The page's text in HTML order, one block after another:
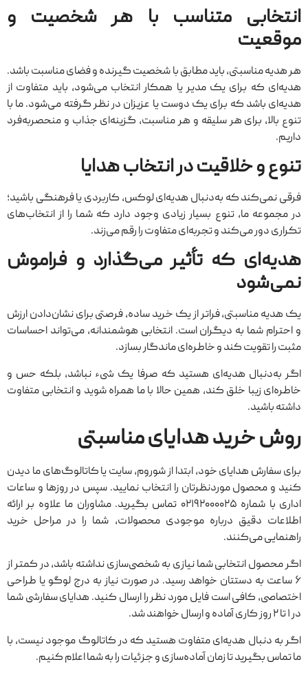
انتخابی متناسب با هر شخصیت و
موقعیت
هر هدیه مناسبتی، باید مطابق با شخصیت گیرنده و فضای مناسبت باشد.
هدیه‌ای که برای یک مدیر یا همکار انتخاب می‌شود، باید متفاوت از
هدیه‌ای باشد که برای یک دوست یا عزیزان در نظر گرفته می‌شود. ما با
تنوع بالا، برای هر سلیقه و هر مناسبت، گزینه‌ای جذاب و منحصربه‌فرد
داریم.
تنوع و خلاقیت در انتخاب هدایا
فرقی نمی‌کند که به‌دنبال هدیه‌ای لوکس، کاربردی یا فرهنگی باشید؛
در مجموعه ما، تنوع بسیار زیادی وجود دارد که شما را از انتخاب‌های
تکراری دور می‌کند و تجربه‌ای متفاوت را رقم می‌زند.
هدیه‌ای که تأثیر می‌گذارد و فراموش
نمی‌شود
یک هدیه مناسبتی، فراتر از یک خرید ساده، فرصتی برای نشان‌دادن ارزش
و احترام شما به دیگران است. انتخابی هوشمندانه، می‌تواند احساسات
مثبت را تقویت کند و خاطره‌ای ماندگار بسازد.
اگر به‌دنبال هدیه‌ای هستید که صرفا یک شیء نباشد، بلکه حس و
خاطره‌ای زیبا خلق کند، همین حالا با ما همراه شوید و انتخابی متفاوت
داشته باشید.
روش خرید هدایای مناسبتی
برای سفارش هدایای خود، ابتدا از شوروم، سایت یا کاتالوگ‌های ما دیدن
کنید و محصول موردنظرتان را انتخاب نمایید. سپس در روزها و ساعات
اداری با شماره ۰۲۱۹۲۰۰۰۰۲۵ تماس بگیرید. مشاوران ما علاوه بر ارائه
اطلاعات دقیق درباره موجودی محصولات، شما را در مراحل خرید
راهنمایی می‌کنند.
اگر محصول انتخابی شما نیازی به شخصی‌سازی نداشته باشد، در کمتر از
۶ ساعت به دستتان خواهد رسید. در صورت نیاز به درج لوگو یا طراحی
اختصاصی، کافی است فایل مورد نظر را ارسال کنید. هدایای سفارشی شما
در ۱ تا ۲ روز کاری آماده و ارسال خواهند شد.
اگر به دنبال هدیه‌ای متفاوت هستید که در کاتالوگ موجود نیست، با
ما تماس بگیرید تا زمان آماده‌سازی و جزئیات را به شما اعلام کنیم.